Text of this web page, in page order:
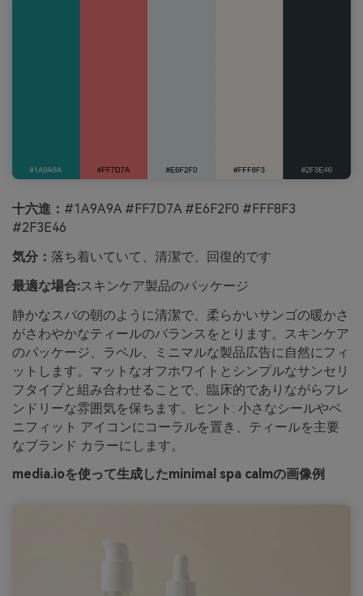
十六進： #1A9A9A #FF7D7A #E6F2F0 #FFF8F3
#2F3E46
気分： 落ち着いていて、清潔で、回復的です
最適な場合:スキンケア製品のパッケージ
静かなスパの朝のように清潔で、柔らかいサンゴの暖かさ
がさわやかなティールのバランスをとります。スキンケア
のパッケージ、ラベル、ミニマルな製品広告に自然にフィ
ットします。マットなオフホワイトとシンプルなサンセリ
フタイプと組み合わせることで、臨床的でありながらフレ
ンドリーな雰囲気を保ちます。ヒント: 小さなシールやベ
ニフィット アイコンにコーラルを置き、ティールを主要
なブランド カラーにします。
media.ioを使って生成したminimal spa calmの画像例